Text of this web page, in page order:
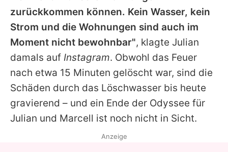
zurückkommen können. Kein Wasser, kein
Strom und die Wohnungen sind auch im
Moment nicht bewohnbar", klagte Julian
damals auf Instagram. Obwohl das Feuer
nach etwa 15 Minuten gelöscht war, sind die
Schäden durch das Löschwasser bis heute
gravierend – und ein Ende der Odyssee für
Julian und Marcell ist noch nicht in Sicht.
Anzeige